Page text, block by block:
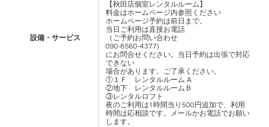
設備・サービス
【秋田店個室レンタルルーム】
料金はホームページ内参照ください
ホームページ予約は前日まで。
当日ご利用は直接お電話
（ご予約お問い合わせ
090-8560-4377)
にお問合せください。当日予約は出張で対応
できない
場合があります。ご了承ください。
①１Ｆ レンタルルーム A
②地下 レンタルルームＢ
③レンタルロフト
夜のご利用は1時間当り500円追加で、利用
時間は応相談です。メールかお電話でお願い
します。